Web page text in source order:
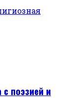
поэзией и